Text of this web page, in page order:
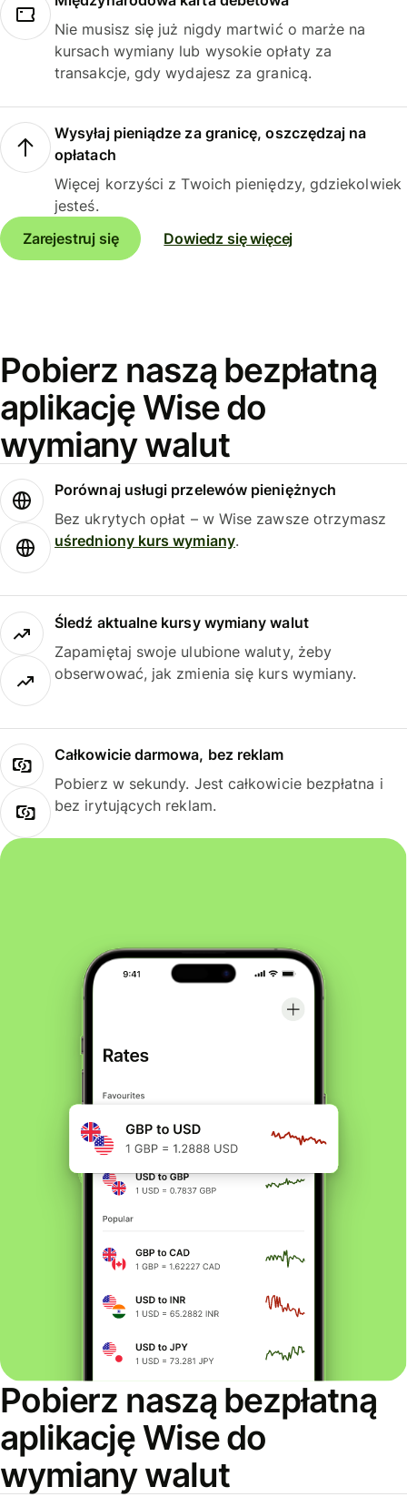
Nie musisz się już nigdy martwić o marże na
kursach wymiany lub wysokie opłaty za
transakcje, gdy wydajesz za granicą.
Wysyłaj pieniądze za granicę, oszczędzaj na
opłatach
Więcej korzyści z Twoich pieniędzy, gdziekolwiek
jesteś.
Zarejestruj się
Dowiedz się więcej
Pobierz naszą bezpłatną
aplikację Wise do
wymiany walut
Porównaj usługi przelewów pieniężnych
Bez ukrytych opłat – w Wise zawsze otrzymasz
uśredniony kurs wymiany.
Śledź aktualne kursy wymiany walut
Zapamiętaj swoje ulubione waluty, żeby
obserwować, jak zmienia się kurs wymiany.
Całkowicie darmowa, bez reklam
Pobierz w sekundy. Jest całkowicie bezpłatna i
bez irytujących reklam.
Pobierz naszą bezpłatną
aplikację Wise do
wymiany walut